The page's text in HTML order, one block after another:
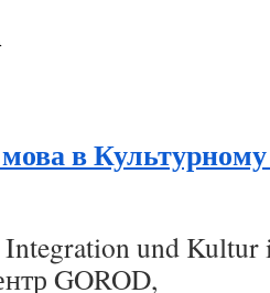
в
und Kultur
GOROD,